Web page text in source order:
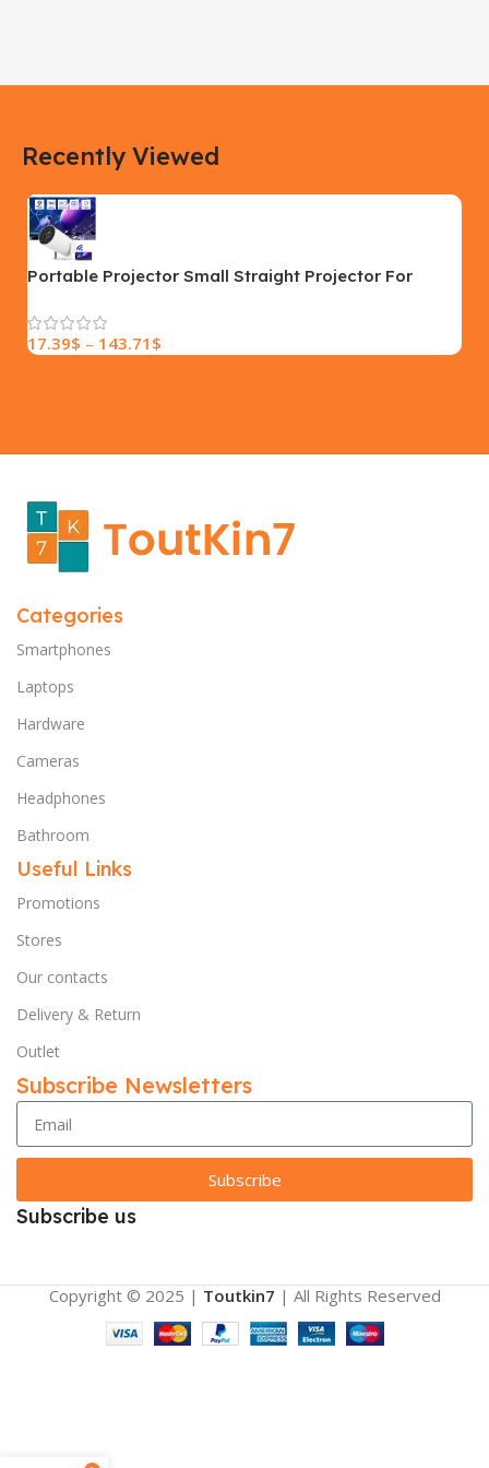
Yellow, Blue, Pink
SIZE
Recently Viewed
Portable Projector Small Straight Projector For
Focus Home Video Projector
17.39$ – 143.71 $
Categories
Smartphones
Laptops
Hardware
Cameras
Headphones
Bathroom
Useful Links
Promotions
Stores
Our contacts
Delivery & Return
Outlet
Subscribe Newsletters
Subscribe
Subscribe us
Copyright © 2025 | Toutkin7 | All Rights Reserved